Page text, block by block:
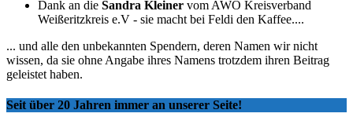
Dank an die Sandra Kleiner vom AWO Kreisverband
Weißeritzkreis e.V - sie macht bei Feldi den Kaffee....
... und alle den unbekannten Spendern, deren Namen wir nicht
wissen, da sie ohne Angabe ihres Namens trotzdem ihren Beitrag
geleistet haben.
Seit über 20 Jahren immer an unserer Seite!